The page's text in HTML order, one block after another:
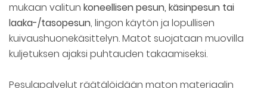
mukaan valitun koneellisen pesun, käsinpesun tai
laaka-/tasopesun, lingon käytön ja lopullisen
kuivaushuonekäsittelyn. Matot suojataan muovilla
kuljetuksen ajaksi puhtauden takaamiseksi.
Pesulapalvelut räätälöidään maton materiaalin